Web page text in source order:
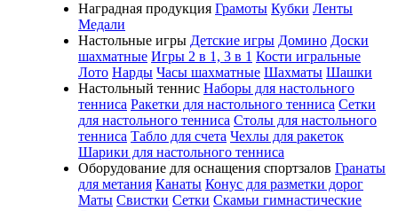
Наградная продукция Грамоты Кубки Ленты
Медали
Настольные игры Детские игры Домино Доски
шахматные Игры 2 в 1, 3 в 1 Кости игральные
Лото Нарды Часы шахматные Шахматы Шашки
Настольный теннис Наборы для настольного
тенниса Ракетки для настольного тенниса Сетки
для настольного тенниса Столы для настольного
тенниса Табло для счета Чехлы для ракеток
Шарики для настольного тенниса
Оборудование для оснащения спортзалов Гранаты
для метания Канаты Конус для разметки дорог
Маты Свистки Сетки Скамьи гимнастические